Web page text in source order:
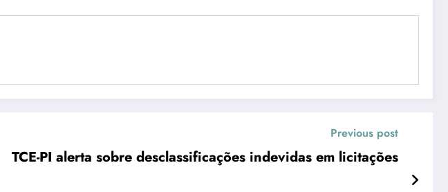
Previous post
TCE-PI alerta sobre desclassificações indevidas em licitações